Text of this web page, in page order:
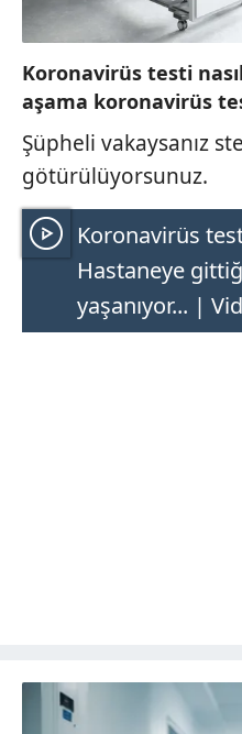
Koronavirüs testi
aşama koronavirüs
Şüpheli vakaysanız
götürülüyorsunuz.
Koronavirüs
Hastaneye
yaşanıyor... |